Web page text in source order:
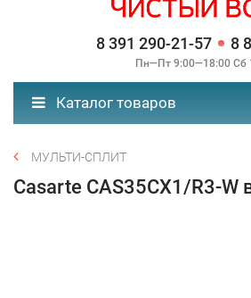
8 391 290-21-57 8
Пн—Пт 9:00—18:00 Сб
Каталог товаров
МУЛЬТИ-СПЛИТ
Casarte CAS35CX1/R3-W